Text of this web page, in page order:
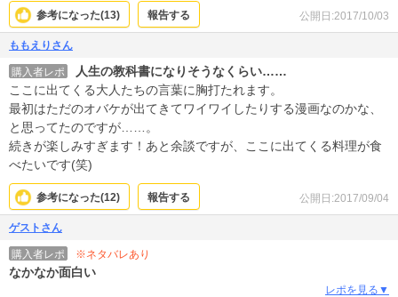
公開日:2017/10/03
参考になった(13) 報告する
ももえりさん
購入者レポ
人生の教科書になりそうなくらい……
ここに出てくる大人たちの言葉に胸打たれます。
最初はただのオバケが出てきてワイワイしたりする漫画なのかな、
と思ってたのですが……。
続きが楽しみすぎます！あと余談ですが、ここに出てくる料理が食
べたいです(笑)
公開日:2017/09/04
参考になった(12) 報告する
ゲストさん
購入者レポ ※ネタバレあり
なかなか面白い
レポを見る▼